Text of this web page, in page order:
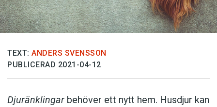
TEXT: ANDERS SVENSSON
PUBLICERAD 2021-04-12
Djuränklingar behöver ett nytt hem. Husdjur kan